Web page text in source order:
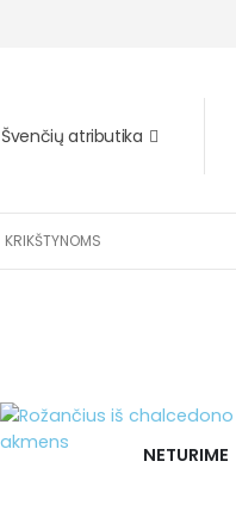
Švenčių atributika
KRIKŠTYNOMS
NETURIME